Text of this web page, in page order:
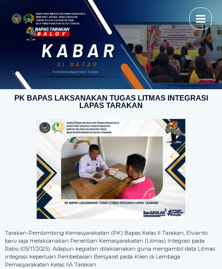
PK BAPAS LAKSANAKAN TUGAS LITMAS INTEGRASI
LAPAS TARAKAN
Tarakan-Pembimbing Kemasyarakatan (PK) Bapas Kelas II Tarakan, Elvianto
baru saja melaksanakan Penelitian Kemasyarakatan (Litmas) Integrasi pada
Rabu (05/11/2025). Adapun kegiatan dilaksanakan guna mengambil data Litmas
integrasi keperluan Pembebasan Bersyarat pada Klien di Lembaga
Pemasyarakatan Kelas IIA Tarakan.